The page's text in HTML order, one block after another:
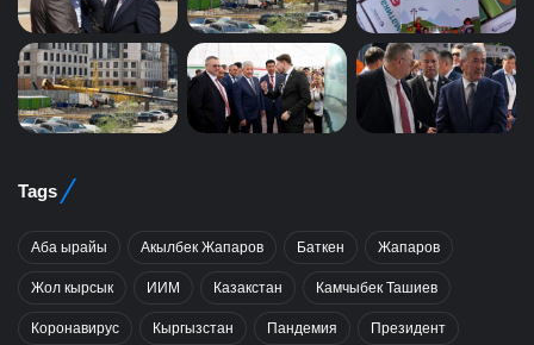
Tags
Аба ырайы Акылбек Жапаров Баткен Жапаров
Жол кырсык ИИМ Казакстан Камчыбек Ташиев
Коронавирус Кыргызстан Пандемия Президент